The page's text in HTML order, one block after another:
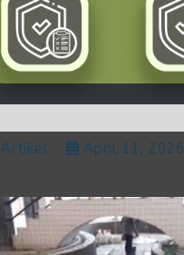
April 11, 2026